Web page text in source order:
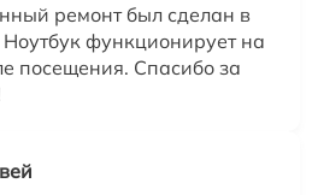
ремонт был сделан в
функционирует на
посещения. Спасибо за